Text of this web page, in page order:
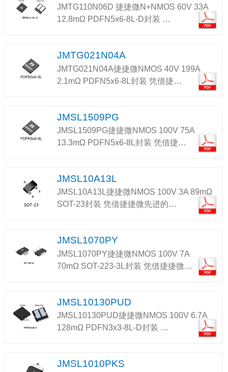
JMTG110N06D 捷捷微N+NMOS 60V 33A
12.8mΩ PDFN5x6-8L-D封装 …
JMTG021N04A
JMTG021N04A捷捷微NMOS 40V 199A
2.1mΩ PDFN5x6-8L封装 凭借捷…
JMSL1509PG
JMSL1509PG捷捷微NMOS 100V 75A
13.3mΩ PDFN5x6-8L封装 凭借捷…
JMSL10A13L
JMSL10A13L捷捷微NMOS 100V 3A 89mΩ
SOT-23封装 凭借捷捷微先进的…
JMSL1070PY
JMSL1070PY捷捷微NMOS 100V 7A
70mΩ SOT-223-3L封装 凭借捷捷微…
JMSL10130PUD
JMSL10130PUD捷捷微NMOS 100V 6.7A
128mΩ PDFN3x3-8L-D封装 …
JMSL1010PKS